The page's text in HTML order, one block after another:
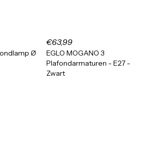
Ø
€63,99
EGLO MOGANO 3
Plafondarmaturen - E27 -
Zwart